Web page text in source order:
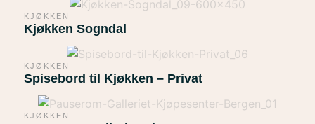
KJØKKEN
Kjøkken Sogndal
KJØKKEN
Spisebord til Kjøkken – Privat
KJØKKEN